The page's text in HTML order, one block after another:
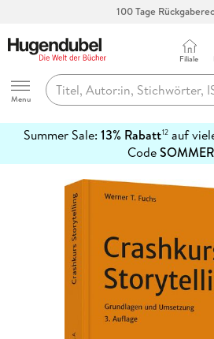
100 Tage
Hugendubel
Menu
Filiale
Summer Sale: 13% Rabatt12auf
Code
erfahren